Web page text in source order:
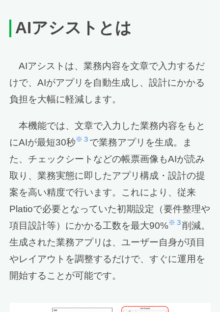
AIアシストとは
AIアシストは、業務内容を文章で入力するだ
けで、AIがアプリを自動生成し、設計にかかる
負担を大幅に軽減します。
本機能では、文章で入力した業務内容をもと
にAIが最短30秒※３ で業務アプリを生成。ま
た、チェックシートなどの帳票画像もAIが読み
取り、業務実態に即したアプリ構成・設計の提
案を高い精度で行います。これにより、従来
Platioで必要となっていた初期設定（要件整理や
項目設計等）にかかる工数を最大90%※３削減。
生成された業務アプリは、ユーザー自身が項目
やレイアウトを調整するだけで、すぐに運用を
開始することが可能です。